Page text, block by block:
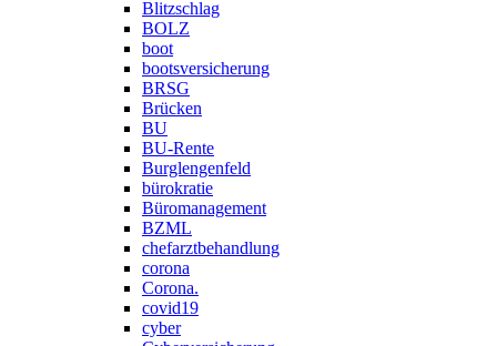
Blitzschlag
BOLZ
boot
bootsversicherung
BRSG
Brücken
BU
BU-Rente
Burglengenfeld
bürokratie
Büromanagement
BZML
chefarztbehandlung
corona
Corona.
covid19
cyber